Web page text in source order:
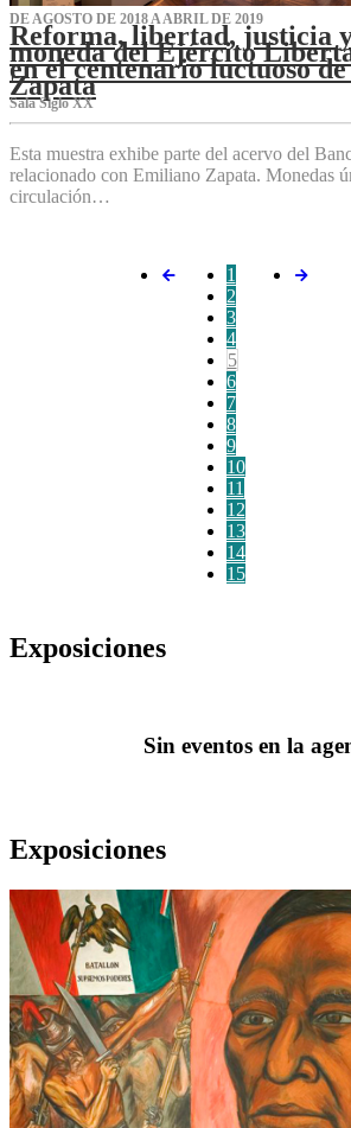
DE AGOSTO DE 2018 A ABRIL DE 2019
Reforma, libertad, justicia
moneda del Ejército
en el centenario luctuoso
Zapata
Sala Siglo XX
Esta muestra exhibe parte del acervo del
relacionado con Emiliano Zapata. Monedas
circulación…
1
2
3
4
5
6
7
8
9
10
11
12
13
14
15
Exposiciones
Sin eventos en la
Exposiciones